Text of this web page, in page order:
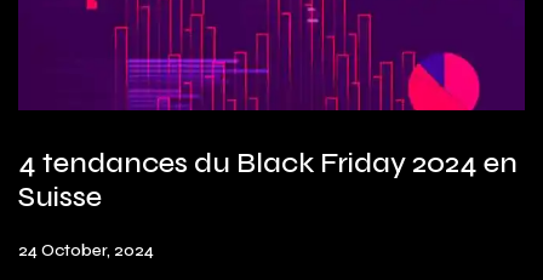
4 tendances du Black Friday 2024 en
Suisse
24 October, 2024